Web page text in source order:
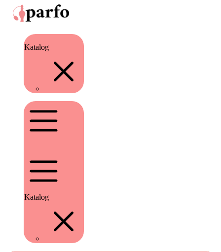
Katalog
Katalog